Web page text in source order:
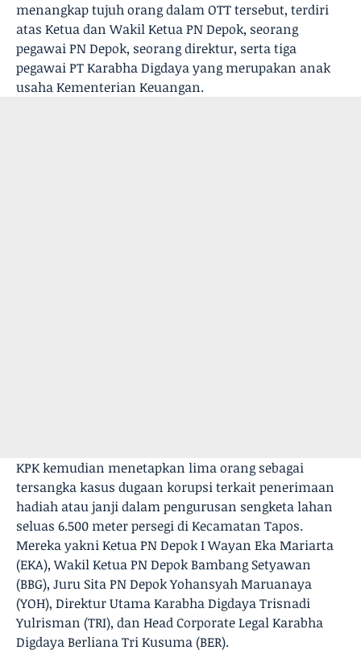
menangkap tujuh orang dalam OTT tersebut, terdiri
atas Ketua dan Wakil Ketua PN Depok, seorang
pegawai PN Depok, seorang direktur, serta tiga
pegawai PT Karabha Digdaya yang merupakan anak
usaha Kementerian Keuangan.
KPK kemudian menetapkan lima orang sebagai
tersangka kasus dugaan korupsi terkait penerimaan
hadiah atau janji dalam pengurusan sengketa lahan
seluas 6.500 meter persegi di Kecamatan Tapos.
Mereka yakni Ketua PN Depok I Wayan Eka Mariarta
(EKA), Wakil Ketua PN Depok Bambang Setyawan
(BBG), Juru Sita PN Depok Yohansyah Maruanaya
(YOH), Direktur Utama Karabha Digdaya Trisnadi
Yulrisman (TRI), dan Head Corporate Legal Karabha
Digdaya Berliana Tri Kusuma (BER).